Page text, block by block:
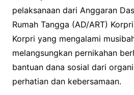
pelaksanaan dari Anggaran
Rumah Tangga (AD/ART)
Korpri yang mengalami
melangsungkan pernikahan
bantuan dana sosial dari
perhatian dan kebersamaan.